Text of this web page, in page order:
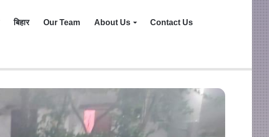
बिहार Our Team About Us Contact Us